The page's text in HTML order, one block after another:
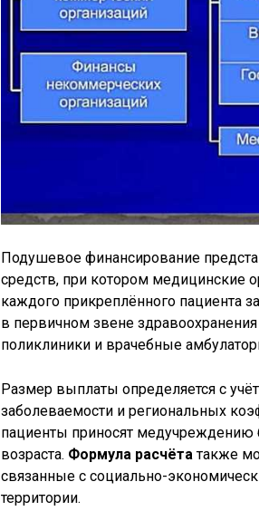
Подушевое финансирование
средств, при котором медицинские
каждого прикреплённого пациента
в первичном звене
поликлиники и врачебные
Размер выплаты определяется с
заболеваемости и региональных
пациенты приносят медучреждению
возраста. Формула расчёта также
связанные с социально-
территории.